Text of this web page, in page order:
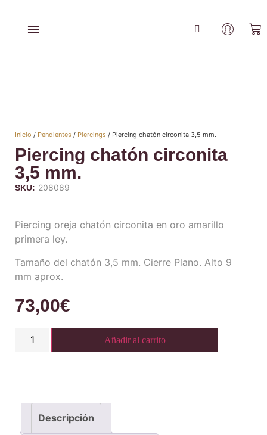
Inicio / Pendientes / Piercings / Piercing chatón circonita 3,5 mm.
Piercing chatón circonita
3,5 mm.
SKU: 208089
Piercing oreja chatón circonita en oro amarillo
primera ley.
Tamaño del chatón 3,5 mm. Cierre Plano. Alto 9
mm aprox.
73,00€
Añadir al carrito
Descripción